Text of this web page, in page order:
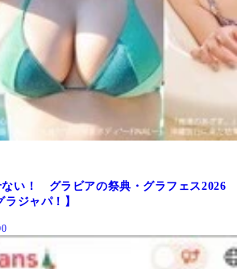
ない！ グラビアの祭典・グラフェス2026
ジャパ！】